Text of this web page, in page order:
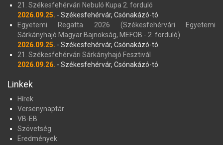
21. Székesfehérvári Nebuló Kupa 2. forduló
2026.09.25. - Székesfehérvár, Csónakázó-tó
Egyetemi Regatta 2026 (Székesfehérvári Egyetemi
Sárkányhajó Magyar Bajnokság, MEFOB - 2. forduló)
2026.09.25. - Székesfehérvár, Csónakázó-tó
21. Székesfehérvári Sárkányhajó Fesztivál
2026.09.26. - Székesfehérvár, Csónakázó-tó
Linkek
Hírek
Versenynaptár
VB-EB
Szövetség
Eredmények